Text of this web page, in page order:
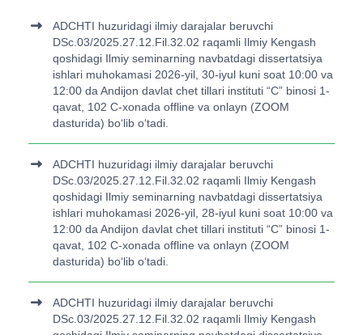
ADCHTI huzuridagi ilmiy darajalar beruvchi
DSc.03/2025.27.12.Fil.32.02 raqamli Ilmiy Kengash
qoshidagi Ilmiy seminarning navbatdagi dissertatsiya
ishlari muhokamasi 2026-yil, 30-iyul kuni soat 10:00 va
12:00 da Andijon davlat chet tillari instituti “C” binosi 1-
qavat, 102 C-xonada offline va onlayn (ZOOM
dasturida) bo‘lib o‘tadi.
ADCHTI huzuridagi ilmiy darajalar beruvchi
DSc.03/2025.27.12.Fil.32.02 raqamli Ilmiy Kengash
qoshidagi Ilmiy seminarning navbatdagi dissertatsiya
ishlari muhokamasi 2026-yil, 28-iyul kuni soat 10:00 va
12:00 da Andijon davlat chet tillari instituti “C” binosi 1-
qavat, 102 C-xonada offline va onlayn (ZOOM
dasturida) bo‘lib o‘tadi.
ADCHTI huzuridagi ilmiy darajalar beruvchi
DSc.03/2025.27.12.Fil.32.02 raqamli Ilmiy Kengash